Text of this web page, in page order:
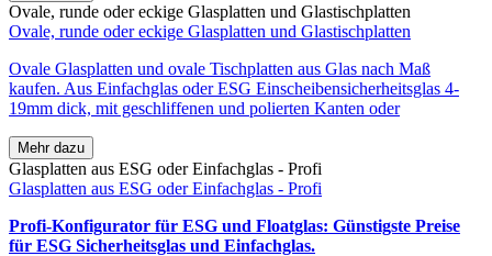
Ovale, runde oder eckige Glasplatten und Glastischplatten
Ovale, runde oder eckige Glasplatten und Glastischplatten
Ovale Glasplatten und ovale Tischplatten aus Glas nach Maß
kaufen. Aus Einfachglas oder ESG Einscheibensicherheitsglas 4-
19mm dick, mit geschliffenen und polierten Kanten oder
Mehr dazu
Glasplatten aus ESG oder Einfachglas - Profi
Glasplatten aus ESG oder Einfachglas - Profi
Profi-Konfigurator für ESG und Floatglas: Günstigste Preise
für ESG Sicherheitsglas und Einfachglas.